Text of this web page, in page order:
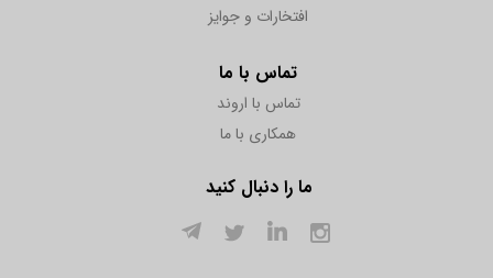
افتخارات و جوایز
تماس با ما
تماس با اروند
همکاری با ما
ما را دنبال کنید